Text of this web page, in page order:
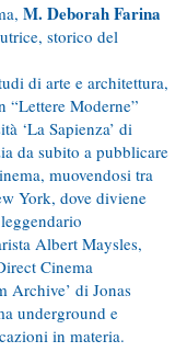
M. Deborah Farina
storico del
di arte e architettura,
“Lettere Moderne”
‘La Sapienza’ di
da subito a pubblicare
muovendosi tra
York, dove diviene
Albert Maysles,
Cinema
Archive’ di Jonas
underground e
in materia.